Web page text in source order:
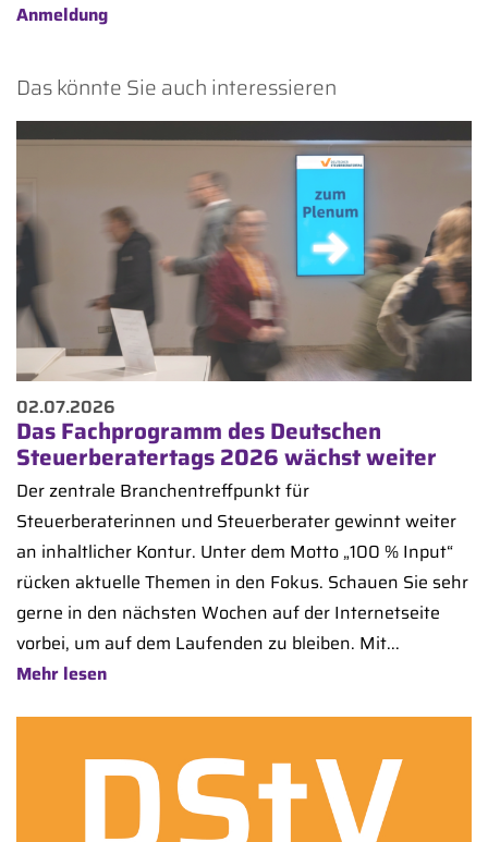
Anmeldung
Das könnte Sie auch interessieren
02.07.2026
Das Fachprogramm des Deutschen
Steuerberatertags 2026 wächst weiter
Der zentrale Branchentreffpunkt für
Steuerberaterinnen und Steuerberater gewinnt weiter
an inhaltlicher Kontur. Unter dem Motto „100 % Input“
rücken aktuelle Themen in den Fokus. Schauen Sie sehr
gerne in den nächsten Wochen auf der Internetseite
vorbei, um auf dem Laufenden zu bleiben. Mit...
Mehr lesen